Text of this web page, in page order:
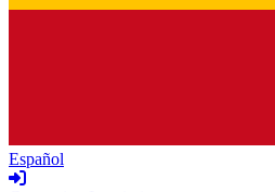
Español